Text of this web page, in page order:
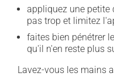
appliquez une petite
pas trop et limitez
faites bien pénétrer
qu'il n'en reste plus
Lavez-vous les mains